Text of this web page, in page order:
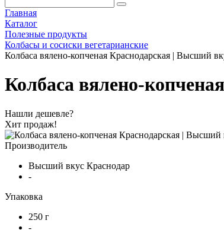
Главная
Каталог
Полезные продукты
Колбасы и сосиски вегетарианские
Колбаса вялено-копченая Краснодарская | Высший
Колбаса вялено-
Нашли дешевле?
Хит продаж!
Производитель
Высший вкус Краснодар
-
Упаковка
250 г
-